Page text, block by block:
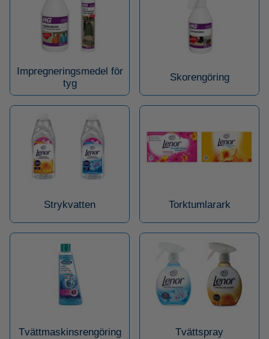
Impregneringsmedel för
tyg
Skorengöring
Strykvatten Torktumlarark
Tvättmaskinsrengöring Tvättspray